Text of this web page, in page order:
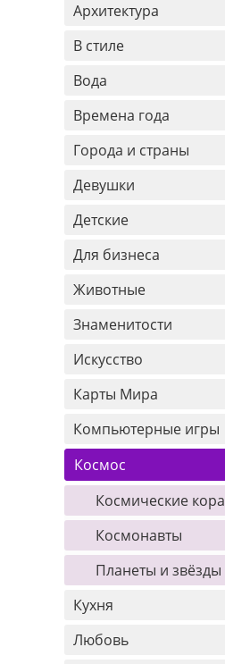
Архитектура
В стиле
Вода
Времена года
Города и страны
Девушки
Детские
Для бизнеса
Животные
Знаменитости
Искусство
Карты Мира
Компьютерные игры
Космос
Космические
Космонавты
Планеты и звёзды
Кухня
Любовь